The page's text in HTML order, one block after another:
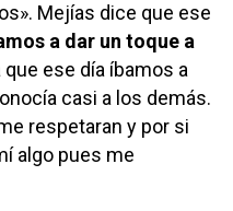
Mejías dice que ese
a dar un toque a
que ese día íbamos a
casi a los demás.
respetaran y por si
algo pues me